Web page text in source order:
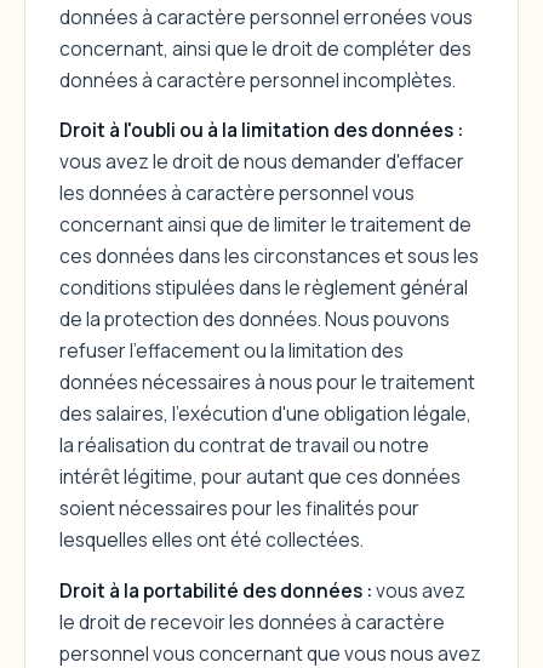
données à caractère personnel erronées vous
concernant, ainsi que le droit de compléter des
données à caractère personnel incomplètes.
Droit à l'oubli ou à la limitation des données :
vous avez le droit de nous demander d'effacer
les données à caractère personnel vous
concernant ainsi que de limiter le traitement de
ces données dans les circonstances et sous les
conditions stipulées dans le règlement général
de la protection des données. Nous pouvons
refuser l'effacement ou la limitation des
données nécessaires à nous pour le traitement
des salaires, l'exécution d'une obligation légale,
la réalisation du contrat de travail ou notre
intérêt légitime, pour autant que ces données
soient nécessaires pour les finalités pour
lesquelles elles ont été collectées.
Droit à la portabilité des données :vous avez
le droit de recevoir les données à caractère
personnel vous concernant que vous nous avez